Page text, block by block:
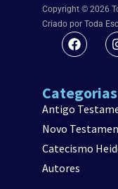
Copyright © 2026
Criado por Toda
Categorias
Antigo
Novo
Catecismo
Autores